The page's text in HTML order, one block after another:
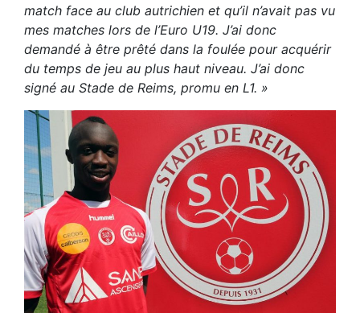
match face au club autrichien et qu’il n’avait pas vu
mes matches lors de l’Euro U19. J’ai donc
demandé à être prêté dans la foulée pour acquérir
du temps de jeu au plus haut niveau. J’ai donc
signé au Stade de Reims, promu en L1. »